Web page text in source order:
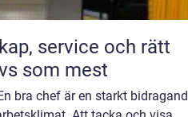
som mest
bra chef är en starkt